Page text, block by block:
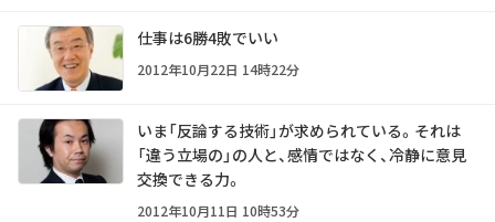
仕事は6勝4敗でいい
2012年10月22日 14時22分
いま「反論する技術」が求められている。それは
「違う立場の」の人と、感情ではなく、冷静に意見
交換できる力。
2012年10月11日 10時53分